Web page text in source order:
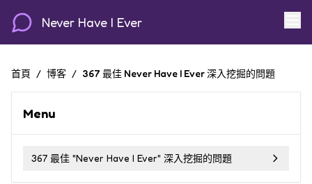
Never Have I Ever
首頁 / 博客 / 367 最佳 Never Have I Ever 深入挖掘的問題
Menu
367 最佳 "Never Have I Ever" 深入挖掘的問題